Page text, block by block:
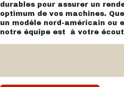
durables pour assurer un
optimum de vos machines.
un modèle nord-américain ou
notre équipe est à votre